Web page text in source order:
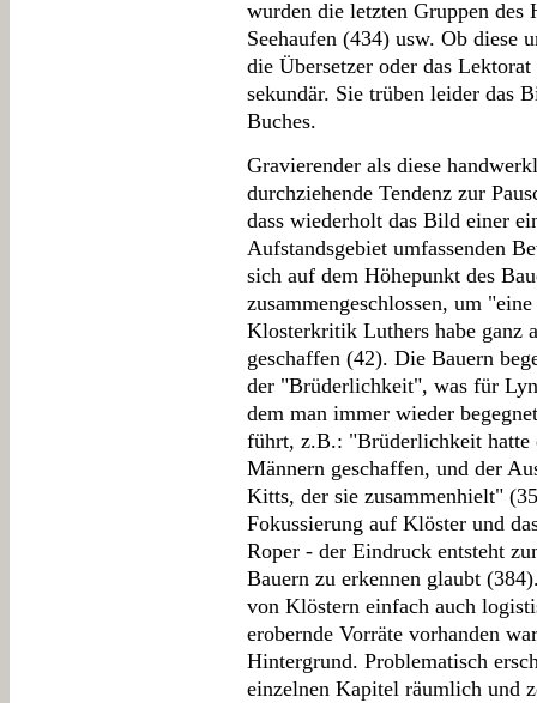
wurden die letzten Gruppen des
Seehaufen (434) usw. Ob diese
die Übersetzer oder das
sekundär. Sie trüben leider das
Buches.
Gravierender als diese
durchziehende Tendenz zur
dass wiederholt das Bild einer
Aufstandsgebiet umfassenden
sich auf dem Höhepunkt des
zusammengeschlossen, um
Klosterkritik Luthers habe ganz
geschaffen (42). Die Bauern
der "Brüderlichkeit", was für
dem man immer wieder
führt, z.B.: "Brüderlichkeit
Männern geschaffen, und der
Kitts, der sie zusammenhielt"
Fokussierung auf Klöster und
Roper - der Eindruck entsteht
Bauern zu erkennen glaubt
von Klöstern einfach auch
erobernde Vorräte vorhanden
Hintergrund. Problematisch
einzelnen Kapitel räumlich und